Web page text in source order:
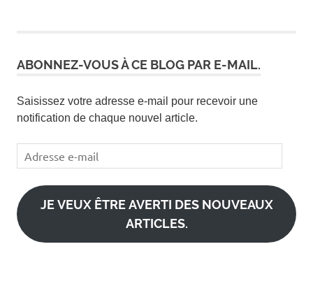
ABONNEZ-VOUS À CE BLOG PAR E-MAIL.
Saisissez votre adresse e-mail pour recevoir une
notification de chaque nouvel article.
Adresse
e-
mail
JE VEUX ÊTRE AVERTI DES NOUVEAUX
ARTICLES.